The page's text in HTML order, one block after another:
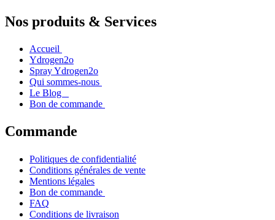
Nos produits & Services
Accueil
Ydrogen2o
Spray Ydrogen2o
Qui sommes-nous
Le Blog
Bon de commande
Commande
Politiques de confidentialité
Conditions générales de vente
Mentions légales
Bon de commande
FAQ
Conditions de livraison